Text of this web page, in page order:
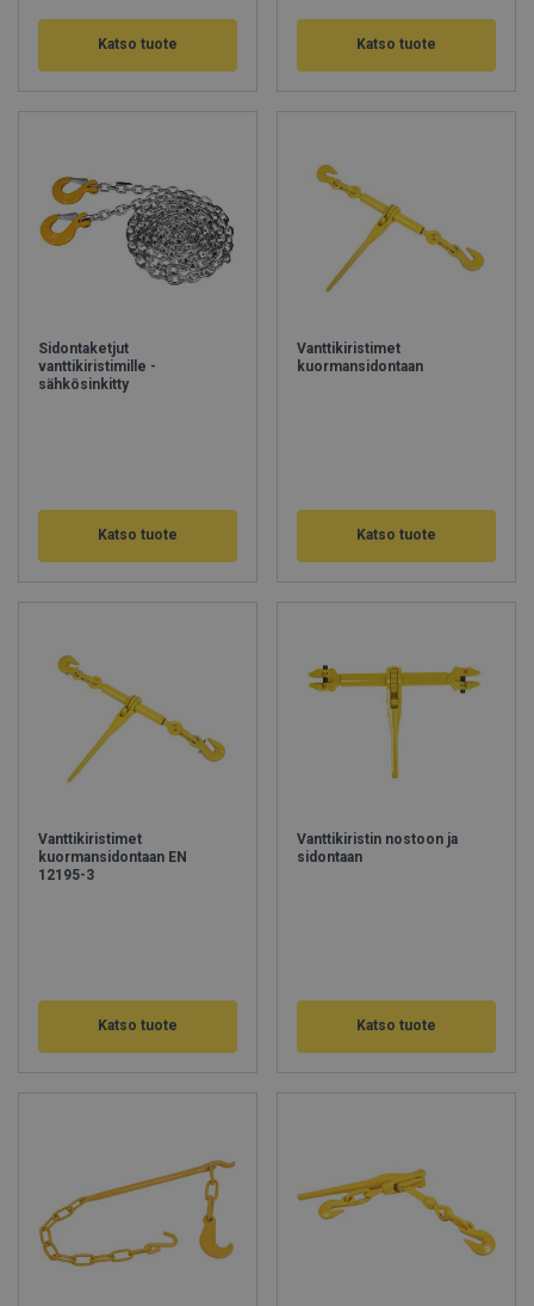
Katso tuote Katso tuote
Sidontaketjut
vanttikiristimille -
sähkösinkitty
Katso tuote
Vanttikiristimet
kuormansidontaan
Katso tuote
Vanttikiristimet
kuormansidontaan EN
12195-3
Katso tuote
Vanttikiristin nostoon ja
sidontaan
Katso tuote